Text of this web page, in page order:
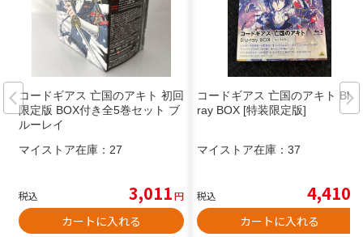
コードギアス 亡国のアキト 初回
限定版 BOX付き全5巻セット ブ
ルーレイ
マイストア在庫： 27
税込 3,011円
カートに入れる
コードギアス 亡国のアキト Blu-
ray BOX [特装限定版]
マイストア在庫： 37
税込 4,410
カートに入れる